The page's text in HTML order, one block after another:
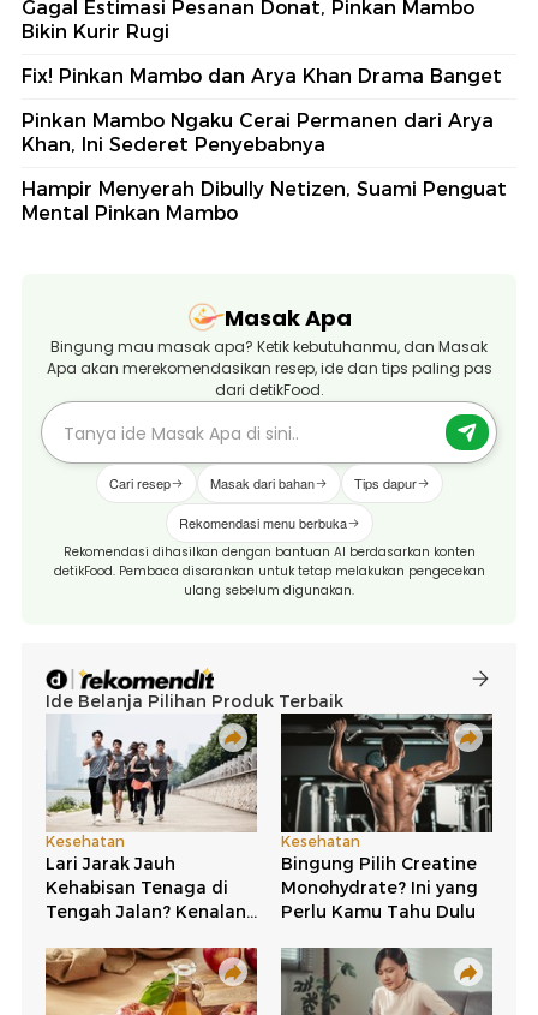
Gagal Estimasi Pesanan Donat, Pinkan Mambo
Bikin Kurir Rugi
Fix! Pinkan Mambo dan Arya Khan Drama Banget
Pinkan Mambo Ngaku Cerai Permanen dari Arya
Khan, Ini Sederet Penyebabnya
Hampir Menyerah Dibully Netizen, Suami Penguat
Mental Pinkan Mambo
Masak Apa
Bingung mau masak apa? Ketik kebutuhanmu, dan Masak
Apa akan merekomendasikan resep, ide dan tips paling pas
dari detikFood.
Cari resep Masak dari bahan Tips dapur
Rekomendasi menu berbuka
Rekomendasi dihasilkan dengan bantuan AI berdasarkan konten
detikFood. Pembaca disarankan untuk tetap melakukan pengecekan
ulang sebelum digunakan.